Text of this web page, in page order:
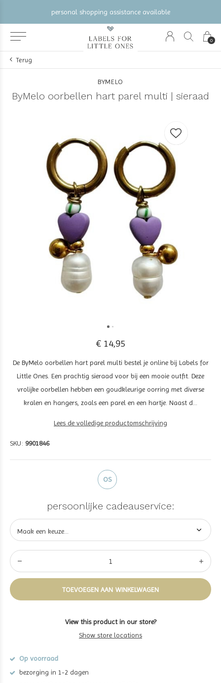
0
personal shopping assistance available
Terug
BYMELO
ByMelo oorbellen hart parel multi | sieraad
€ 14,95
De ByMelo oorbellen hart parel multi bestel je online bij Labels for
Little Ones. Een prachtig sieraad voor bij een mooie outfit. Deze
vrolijke oorbellen hebben een goudkleurige oorring met diverse
kralen en hangers, zoals een parel en een hartje. Naast d...
Lees de volledige productomschrijving
SKU: 9901846
OS
persoonlijke cadeauservice:
TOEVOEGEN AAN WINKELWAGEN
View this product in our store?
Show store locations
Op voorraad
bezorging in 1-2 dagen